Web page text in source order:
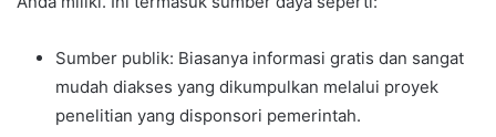
Sumber publik: Biasanya informasi gratis dan sangat
mudah diakses yang dikumpulkan melalui proyek
penelitian yang disponsori pemerintah.